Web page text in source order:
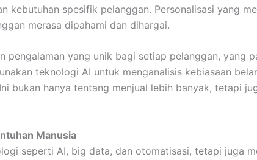
kebutuhan spesifik pelanggan. Personalisasi yang
merasa dipahami dan dihargai.
pengalaman yang unik bagi setiap pelanggan, yang
teknologi AI untuk menganalisis kebiasaan
bukan hanya tentang menjual lebih banyak, tetapi
Manusia
seperti AI, big data, dan otomatisasi, tetapi juga